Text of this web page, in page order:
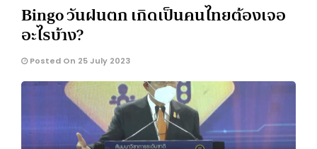
Bingo วันฝนตก เกิดเป็นคนไทยต้องเจอ
อะไรบ้าง?
Posted On 25 July 2023